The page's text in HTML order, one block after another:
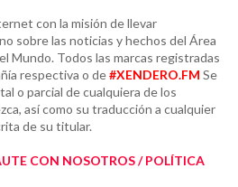
con la misión de llevar
sobre las noticias y hechos del Área
Mundo. Todos las marcas registradas
respectiva o de#XENDERO.FM Se
o parcial de cualquiera de los
así como su traducción a cualquier
de su titular.
CON NOSOTROS / POLÍTICA